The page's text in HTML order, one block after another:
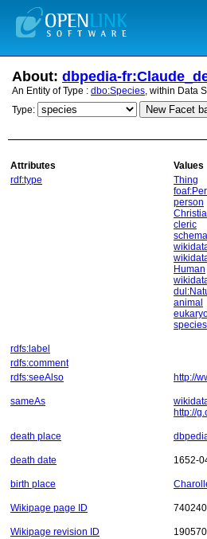
About: dbpedia-
An Entity of Type : dbo:Species, within Data
Type:
New Facet
Attributes
Values
rdf:type
Thing
person
cleric
Human
animal
species
rdfs:label
rdfs:comment
rdfs:seeAlso
http://
sameAs
http://
death place
death date 1652-
birth place
Wikipage page ID
Wikipage revision ID